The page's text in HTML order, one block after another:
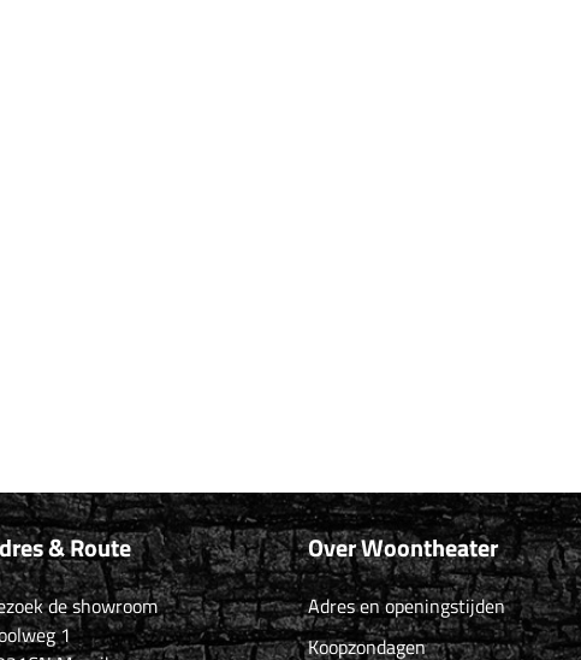
& Route
de showroom
1
Over Woontheater
Adres en openingstijden
Koopzondagen